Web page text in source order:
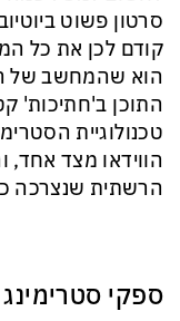
סרטון פשוט
קודם לכן את כל
הוא שהמחשב של
התוכן ב'חתיכות'
טכנולוגיית
הווידאו מצד
הרשתית שנצרכה
ספקי סטרימינג